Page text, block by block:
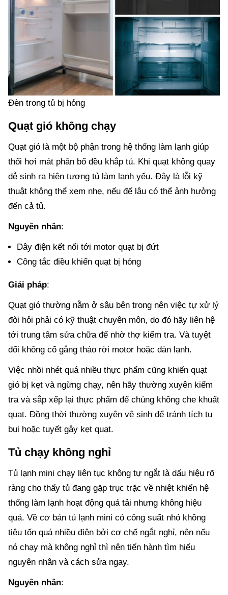
Đèn trong tủ bị hỏng
Quạt gió không chạy
Quạt gió là một bộ phận trong hệ thống làm lạnh giúp
thổi hơi mát phân bổ đều khắp tủ. Khi quạt không quay
dễ sinh ra hiện tượng tủ làm lạnh yếu. Đây là lỗi kỹ
thuật không thể xem nhẹ, nếu để lâu có thể ảnh hưởng
đến cả tủ.
Nguyên nhân:
Dây điện kết nối tới motor quạt bị đứt
Công tắc điều khiển quạt bị hỏng
Giải pháp:
Quạt gió thường nằm ở sâu bên trong nên việc tự xử lý
đòi hỏi phải có kỹ thuật chuyên môn, do đó hãy liên hệ
tới trung tâm sửa chữa để nhờ thợ kiểm tra. Và tuyệt
đối không cố gắng tháo rời motor hoặc dàn lạnh.
Việc nhồi nhét quá nhiều thực phẩm cũng khiến quạt
gió bị kẹt và ngừng chạy, nên hãy thường xuyên kiểm
tra và sắp xếp lại thực phẩm để chúng không che khuất
quạt. Đồng thời thường xuyên vệ sinh để tránh tích tụ
bụi hoặc tuyết gây kẹt quạt.
Tủ chạy không nghỉ
Tủ lạnh mini chạy liên tục không tự ngắt là dấu hiệu rõ
ràng cho thấy tủ đang gặp trục trặc về nhiệt khiến hệ
thống làm lạnh hoạt động quá tải nhưng không hiệu
quả. Về cơ bản tủ lạnh mini có công suất nhỏ không
tiêu tốn quá nhiều điện bởi cơ chế ngắt nghỉ, nên nếu
nó chạy mà không nghỉ thì nên tiến hành tìm hiểu
nguyên nhân và cách sửa ngay.
Nguyên nhân: